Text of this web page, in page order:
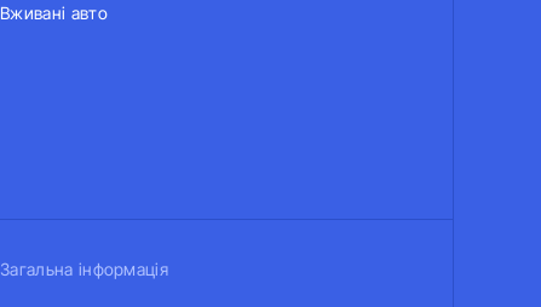
Вживані авто
Загальна інформація